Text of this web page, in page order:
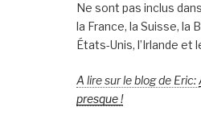
Ne sont pas inclus
la France, la Suisse, la
États-Unis, l’Irlande et
A lire sur le blog de Eric:
presque !